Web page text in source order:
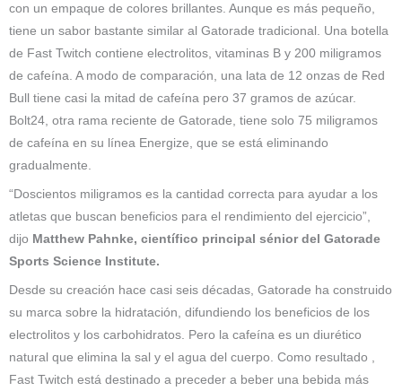
con un empaque de colores brillantes. Aunque es más pequeño,
tiene un sabor bastante similar al Gatorade tradicional. Una botella
de Fast Twitch contiene electrolitos, vitaminas B y 200 miligramos
de cafeína. A modo de comparación, una lata de 12 onzas de Red
Bull tiene casi la mitad de cafeína pero 37 gramos de azúcar.
Bolt24, otra rama reciente de Gatorade, tiene solo 75 miligramos
de cafeína en su línea Energize, que se está eliminando
gradualmente.
“Doscientos miligramos es la cantidad correcta para ayudar a los
atletas que buscan beneficios para el rendimiento del ejercicio”,
dijo Matthew Pahnke, científico principal sénior del Gatorade
Sports Science Institute.
Desde su creación hace casi seis décadas, Gatorade ha construido
su marca sobre la hidratación, difundiendo los beneficios de los
electrolitos y los carbohidratos. Pero la cafeína es un diurético
natural que elimina la sal y el agua del cuerpo. Como resultado ,
Fast Twitch está destinado a preceder a beber una bebida más